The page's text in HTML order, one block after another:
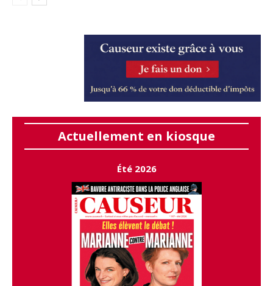
Actuellement en kiosque
Été 2026